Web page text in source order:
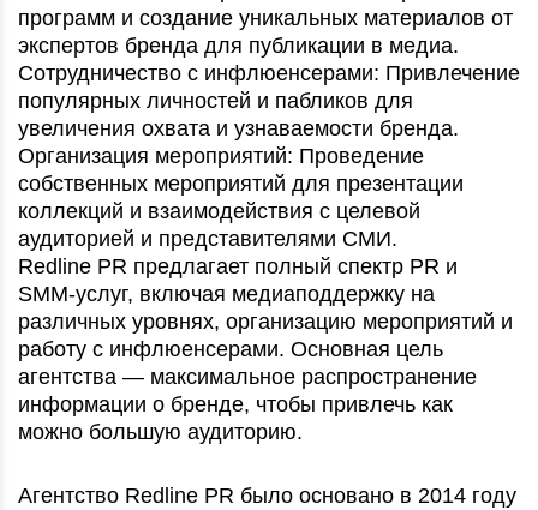
программ и создание уникальных материалов от
экспертов бренда для публикации в медиа.
Сотрудничество с инфлюенсерами: Привлечение
популярных личностей и пабликов для
увеличения охвата и узнаваемости бренда.
Организация мероприятий: Проведение
собственных мероприятий для презентации
коллекций и взаимодействия с целевой
аудиторией и представителями СМИ.
Redline PR предлагает полный спектр PR и
SMM-услуг, включая медиаподдержку на
различных уровнях, организацию мероприятий и
работу с инфлюенсерами. Основная цель
агентства — максимальное распространение
информации о бренде, чтобы привлечь как
можно большую аудиторию.
Агентство Redline PR было основано в 2014 году